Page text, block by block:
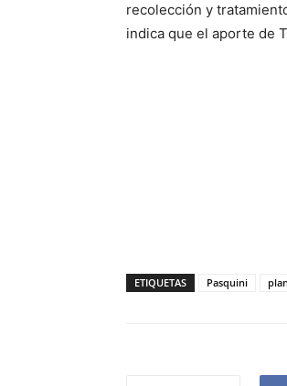
recolección y
indica que el aporte de
ETIQUETAS Pasquini